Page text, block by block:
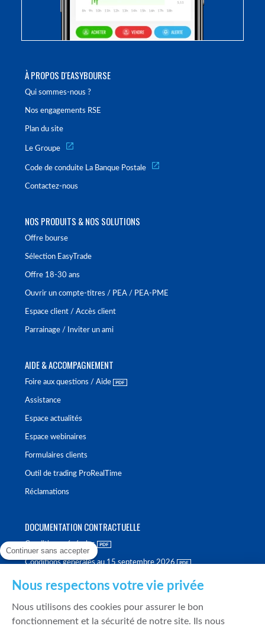
À PROPOS D'EASYBOURSE
Qui sommes-nous ?
Nos engagements RSE
Plan du site
Le Groupe
Code de conduite La Banque Postale
Contactez-nous
NOS PRODUITS & NOS SOLUTIONS
Offre bourse
Sélection EasyTrade
Offre 18-30 ans
Ouvrir un compte-titres / PEA / PEA-PME
Espace client / Accès client
Parrainage / Inviter un ami
AIDE & ACCOMPAGNEMENT
Foire aux questions / Aide
Assistance
Espace actualités
Espace webinaires
Formulaires clients
Outil de trading ProRealTime
Réclamations
DOCUMENTATION CONTRACTUELLE
Conditions générales
Conditions générales au 15 septembre 2026
Politique de meilleure sélection
Continuer sans accepter
Nous respectons votre vie privée
Nous utilisons des cookies pour assurer le bon
fonctionnement et la sécurité de notre site. Ils nous